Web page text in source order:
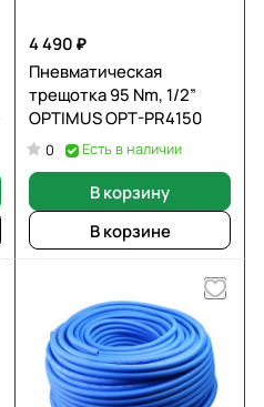
4 490 ₽
Пневматическая
трещотка 95 Nm, 1/2”
OPTIMUS OPT-PR4150
0 Есть в наличии
В корзину
В корзине